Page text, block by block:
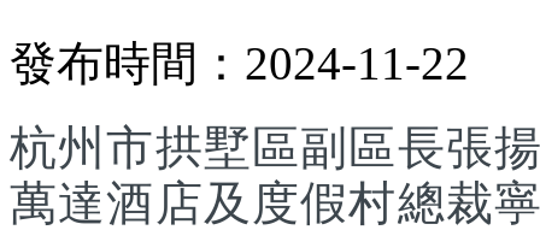
發布時間：2024-11-22
杭州市拱墅區副區長張
萬達酒店及度假村總裁